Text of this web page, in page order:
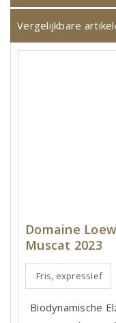
Vergelijkbare
Domaine
Muscat 2023
Fris, expressief
Biodynamische